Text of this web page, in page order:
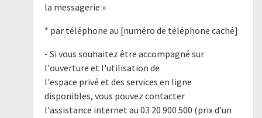
la messagerie »
* par téléphone au [numéro de téléphone caché]
- Si vous souhaitez être accompagné sur
l'ouverture et l'utilisation de
l'espace privé et des services en ligne
disponibles, vous pouvez contacter
l'assistance internet au 03 20 900 500 (prix d'un